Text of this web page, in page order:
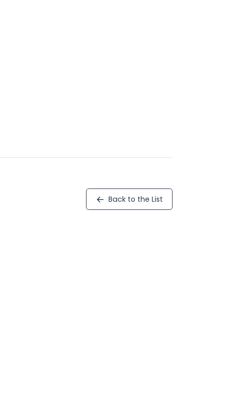
Back to the List